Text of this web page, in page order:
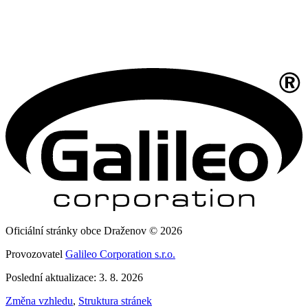
Oficiální stránky obce Draženov © 2026
Provozovatel Galileo Corporation s.r.o.
Poslední aktualizace: 3. 8. 2026
Změna vzhledu, Struktura stránek